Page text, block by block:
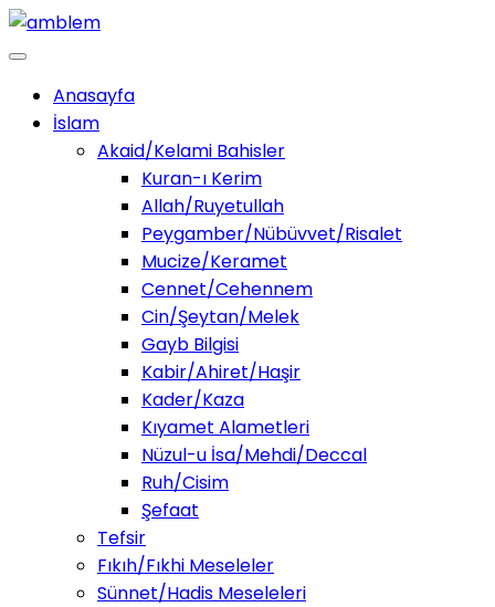
Anasayfa
İslam
Akaid/Kelami Bahisler
Kuran-ı Kerim
Allah/Ruyetullah
Peygamber/Nübüvvet/Risalet
Mucize/Keramet
Cennet/Cehennem
Cin/Şeytan/Melek
Gayb Bilgisi
Kabir/Ahiret/Haşir
Kader/Kaza
Kıyamet Alametleri
Nüzul-u İsa/Mehdi/Deccal
Ruh/Cisim
Şefaat
Tefsir
Fıkıh/Fıkhi Meseleler
Sünnet/Hadis Meseleleri